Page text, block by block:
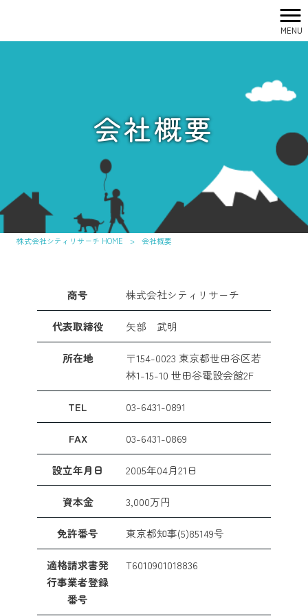
MENU
会社概要
株式会社シティリサーチ HOME > 会社概要
商号 株式会社シティリサーチ
代表取締役 矢部 武明
所在地
〒154-0023 東京都世田谷区若
林1-15-10 世田谷電設会館2F
TEL 03-6431-0891
FAX 03-6431-0869
設立年月日 2005年04月21日
資本金 3,000万円
免許番号 東京都知事(5)85149号
適格請求書発
行事業者登録
番号
T6010901018836